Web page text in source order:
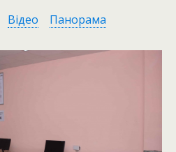
Відео Панорама